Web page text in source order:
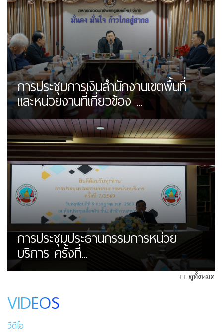
การประชุมการเงินสำนักงานเขตพื้นที่
และหน่วยงานที่เกี่ยวข้อง ...
การประชุมประธานกรรมการหน่วย
บริการ ครั้งที่...
++ ดูทั้งหมด
VIDEOS
วีดีโอ